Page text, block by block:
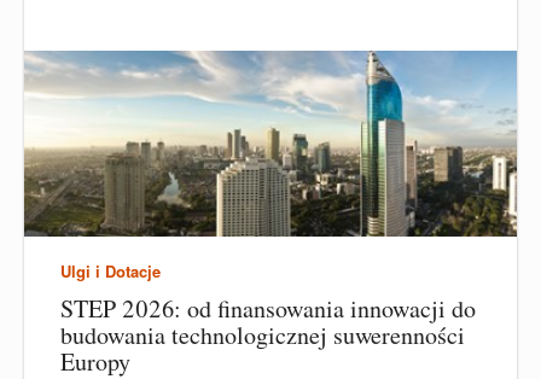
Ulgi i Dotacje
STEP 2026: od finansowania innowacji do
budowania technologicznej suwerenności
Europy